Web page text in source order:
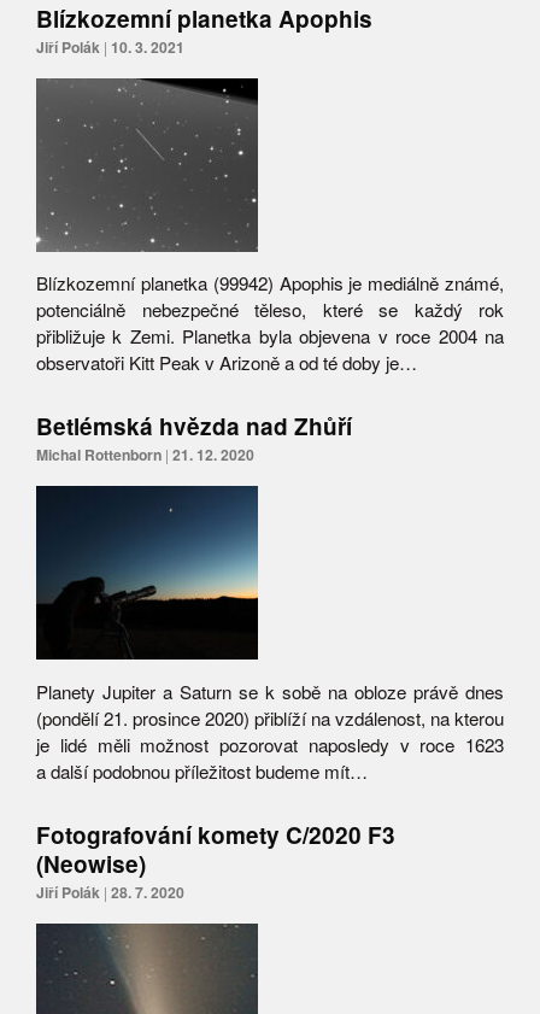
Blízkozemní planetka Apophis
Jiří Polák | 10. 3. 2021
Blízkozemní planetka (99942) Apophis je mediálně známé,
potenciálně nebezpečné těleso, které se každý rok
přibližuje k Zemi. Planetka byla objevena v roce 2004 na
observatoři Kitt Peak v Arizoně a od té doby je…
Betlémská hvězda nad Zhůří
Michal Rottenborn | 21. 12. 2020
Planety Jupiter a Saturn se k sobě na obloze právě dnes
(pondělí 21. prosince 2020) přiblíží na vzdálenost, na kterou
je lidé měli možnost pozorovat naposledy v roce 1623
a další podobnou příležitost budeme mít…
Fotografování komety C/2020 F3
(Neowise)
Jiří Polák | 28. 7. 2020